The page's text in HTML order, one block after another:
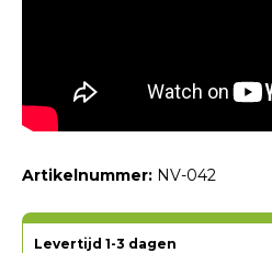
Artikelnummer: NV-042
Levertijd 1-3 dagen